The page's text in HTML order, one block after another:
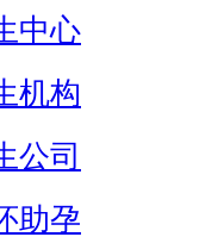
中心
机构
公司
助孕